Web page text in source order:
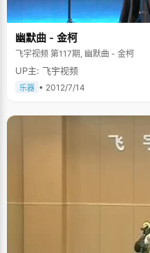
幽默曲 - 金柯
飞宇视频 第117期, 幽默曲 - 金柯
UP主: 飞宇视频
乐器 • 2012/7/14